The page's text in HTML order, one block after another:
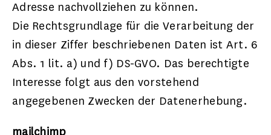
Adresse nachvollziehen zu können.
Die Rechtsgrundlage für die Verarbeitung der
in dieser Ziffer beschriebenen Daten ist Art. 6
Abs. 1 lit. a) und f) DS-GVO. Das berechtigte
Interesse folgt aus den vorstehend
angegebenen Zwecken der Datenerhebung.
mailchimp